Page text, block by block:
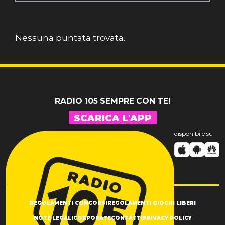
Nessuna puntata trovata.
RADIO 105 SEMPRE CON TE!
SCARICA L'APP
disponibile su
REGOLAMENTI CONCORSIREGOLAMENTI GIOCHI LIBERI
NOTE LEGALICORPORATECONTATTIPRIVACY POLICY